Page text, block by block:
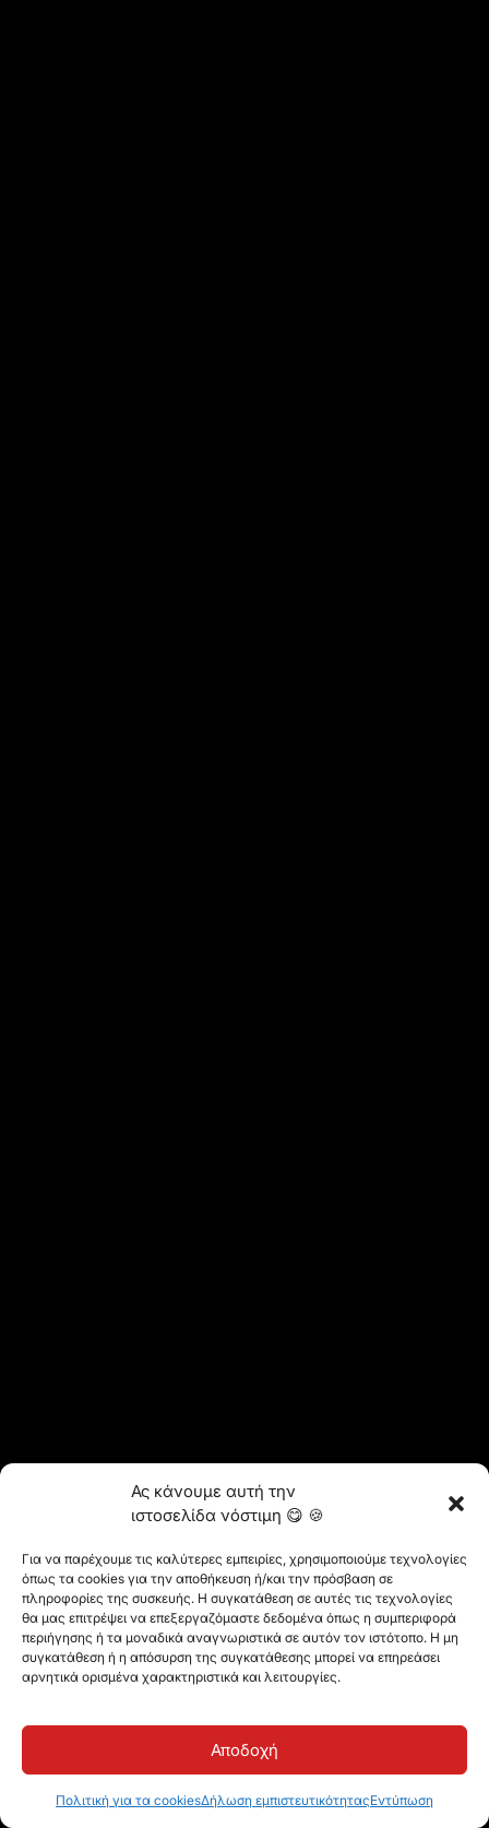
Ας κάνουμε αυτή την
ιστοσελίδα νόστιμη 😋 🍪
Για να παρέχουμε τις καλύτερες εμπειρίες, χρησιμοποιούμε τεχνολογίες
όπως τα cookies για την αποθήκευση ή/και την πρόσβαση σε
πληροφορίες της συσκευής. Η συγκατάθεση σε αυτές τις τεχνολογίες
θα μας επιτρέψει να επεξεργαζόμαστε δεδομένα όπως η συμπεριφορά
περιήγησης ή τα μοναδικά αναγνωριστικά σε αυτόν τον ιστότοπο. Η μη
συγκατάθεση ή η απόσυρση της συγκατάθεσης μπορεί να επηρεάσει
αρνητικά ορισμένα χαρακτηριστικά και λειτουργίες.
Αποδοχή
Πολιτική για τα cookiesΔήλωση εμπιστευτικότηταςΕντύπωση